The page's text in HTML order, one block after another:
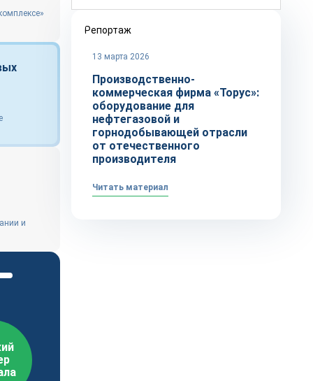
и
Репортаж
13 марта 2026
Производственно-
коммерческая фирма «Торус»:
оборудование для
нефтегазовой и
горнодобывающей отрасли
от отечественного
производителя
Читать материал